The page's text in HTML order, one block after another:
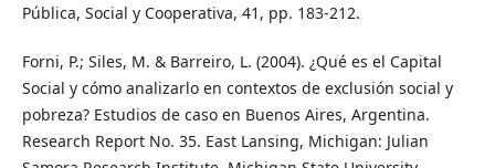
Pública, Social y Cooperativa, 41, pp. 183-212.
Forni, P.; Siles, M. & Barreiro, L. (2004). ¿Qué es el Capital
Social y cómo analizarlo en contextos de exclusión social y
pobreza? Estudios de caso en Buenos Aires, Argentina.
Research Report No. 35. East Lansing, Michigan: Julian